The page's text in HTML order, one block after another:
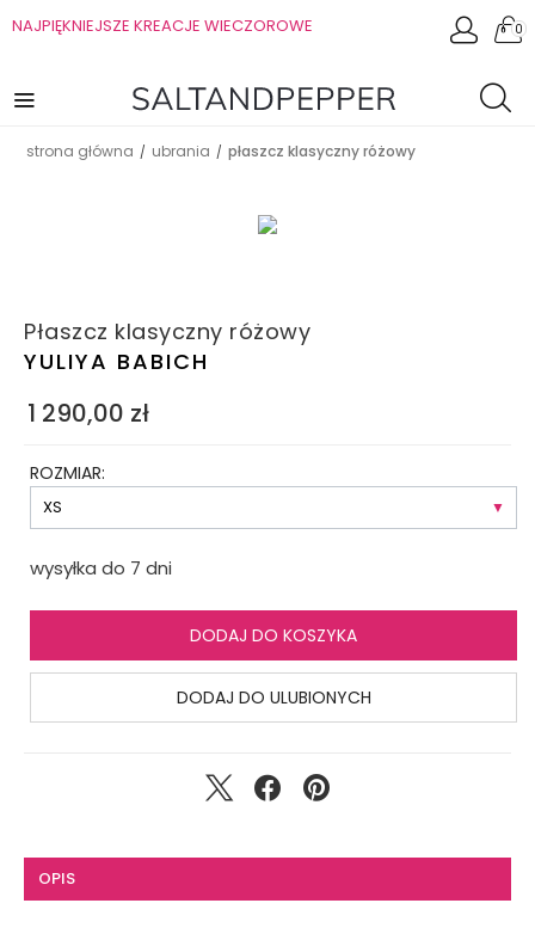
NAJPIĘKNIEJSZE KREACJE WIECZOROWE 0
strona główna / ubrania / płaszcz klasyczny różowy
Płaszcz klasyczny różowy
YULIYA BABICH
1 290,00 zł
ROZMIAR:
wysyłka do 7 dni
DODAJ DO KOSZYKA
DODAJ DO ULUBIONYCH
OPIS